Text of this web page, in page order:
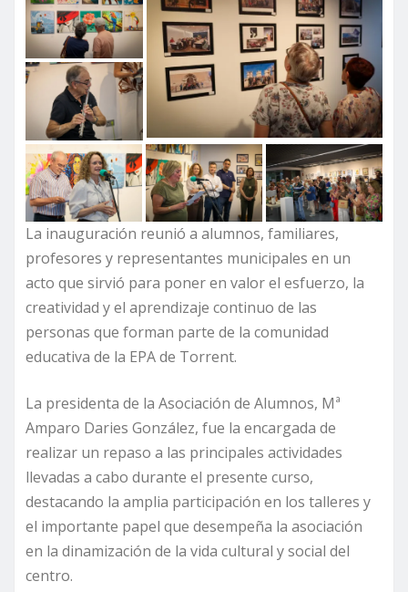
La inauguración reunió a alumnos, familiares,
profesores y representantes municipales en un
acto que sirvió para poner en valor el esfuerzo, la
creatividad y el aprendizaje continuo de las
personas que forman parte de la comunidad
educativa de la EPA de Torrent.
La presidenta de la Asociación de Alumnos, Mª
Amparo Daries González, fue la encargada de
realizar un repaso a las principales actividades
llevadas a cabo durante el presente curso,
destacando la amplia participación en los talleres y
el importante papel que desempeña la asociación
en la dinamización de la vida cultural y social del
centro.